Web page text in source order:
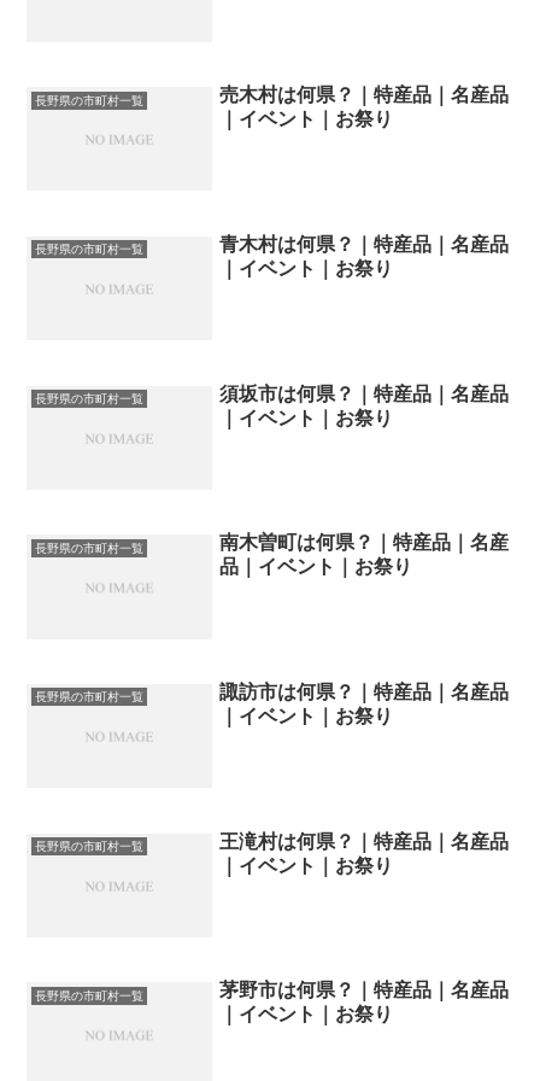
長野県の市町村一覧
売木村は何県？｜特産品｜名産品
｜イベント｜お祭り
長野県の市町村一覧
青木村は何県？｜特産品｜名産品
｜イベント｜お祭り
長野県の市町村一覧
須坂市は何県？｜特産品｜名産品
｜イベント｜お祭り
長野県の市町村一覧
南木曽町は何県？｜特産品｜名産
品｜イベント｜お祭り
長野県の市町村一覧
諏訪市は何県？｜特産品｜名産品
｜イベント｜お祭り
長野県の市町村一覧
王滝村は何県？｜特産品｜名産品
｜イベント｜お祭り
長野県の市町村一覧
茅野市は何県？｜特産品｜名産品
｜イベント｜お祭り